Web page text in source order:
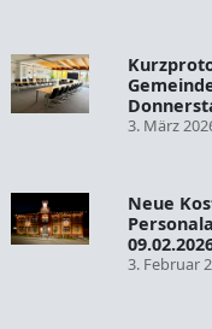
3. März
Neue
3. Februar